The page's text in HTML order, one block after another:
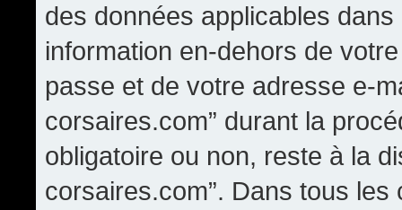
des données applicables
information en-dehors de
passe et de votre adresse e-
corsaires.com” durant la
obligatoire ou non, reste à la
corsaires.com”. Dans tous